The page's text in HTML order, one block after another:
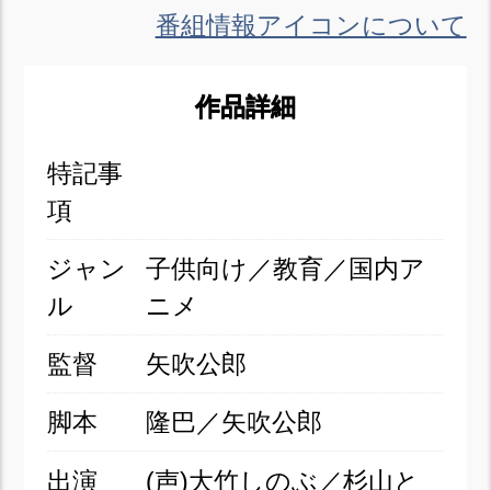
番組情報アイコンについて
作品詳細
特記事
項
ジャン
ル
子供向け／教育／国内ア
ニメ
監督 矢吹公郎
脚本 隆巴／矢吹公郎
出演 (声)大竹しのぶ／杉山と